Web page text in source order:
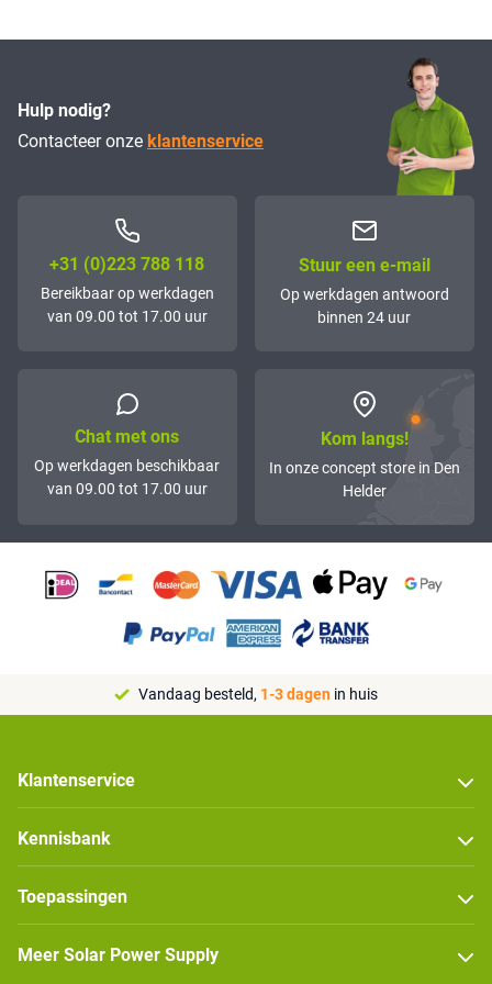
Hulp nodig?
Contacteer onze klantenservice
+31 (0)223 788 118
Bereikbaar op werkdagen
van 09.00 tot 17.00 uur
Stuur een e-mail
Op werkdagen antwoord
binnen 24 uur
Chat met ons
Op werkdagen beschikbaar
van 09.00 tot 17.00 uur
Kom langs!
In onze concept store in Den
Helder
Vandaag besteld, 1-3 dagen in huis
Klantenservice
Kennisbank
Toepassingen
Meer Solar Power Supply